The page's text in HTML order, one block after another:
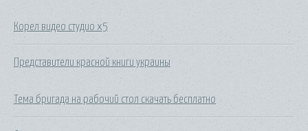
Корел видео студио х5
Представители красной книги украины
Тема бригада на рабочий стол скачать бесплатно